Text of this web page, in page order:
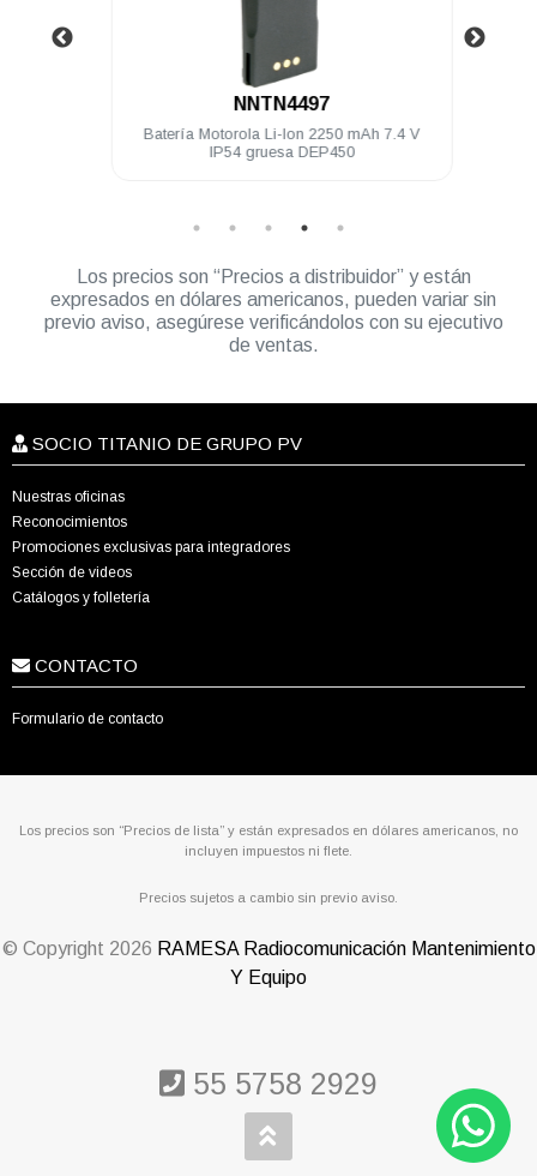
NNTN4497
Batería Motorola Li-Ion 2250 mAh 7.4 V
IP54 gruesa DEP450
Los precios son “Precios a distribuidor” y están
expresados en dólares americanos, pueden variar sin
previo aviso, asegúrese verificándolos con su ejecutivo
de ventas.
SOCIO TITANIO DE GRUPO PV
Nuestras oficinas
Reconocimientos
Promociones exclusivas para integradores
Sección de videos
Catálogos y folletería
CONTACTO
Formulario de contacto
Los precios son “Precios de lista” y están expresados en dólares americanos, no
incluyen impuestos ni flete.
Precios sujetos a cambio sin previo aviso.
© Copyright 2026 RAMESA Radiocomunicación Mantenimiento
Y Equipo
55 5758 2929